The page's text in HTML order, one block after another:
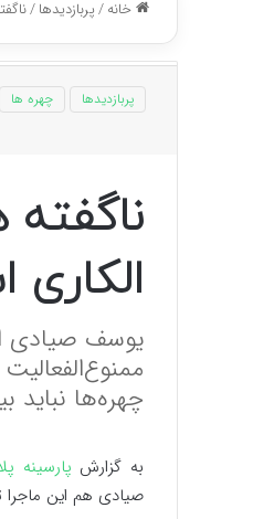
خانه/پربازدیدها/
پربازدیدها چهره ها
یوسف صیادی
چهره‌ها
به گزارش پارسینه
صیادی هم این ماجرا